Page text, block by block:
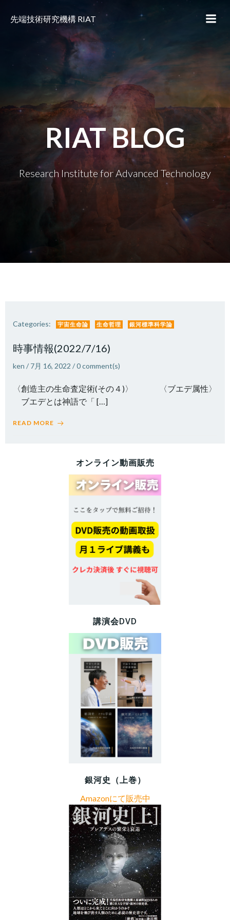
ス
キ
ッ
プ
先端技術研究機構 RIAT
RIAT BLOG
Research Institute for Advanced Technology
Categories: 宇宙生命論 生命哲理 銀河標準科学論
時事情報(2022/7/16)
ken / 7月 16, 2022 /0comment(s)
〈創造主の生命査定術(その４)〉 〈ブエデ属性〉
ブエデとは神語で「 […]
READ MORE
オンライン動画販売
講演会DVD
銀河史（上巻）
Amazonにて販売中